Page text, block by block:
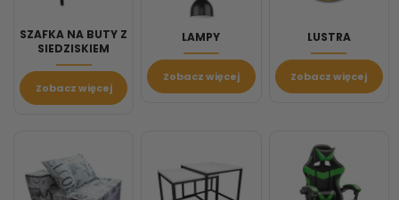
SZAFKA NA BUTY Z
SIEDZISKIEM
Zobacz więcej
LAMPY
Zobacz więcej
LUSTRA
Zobacz więcej